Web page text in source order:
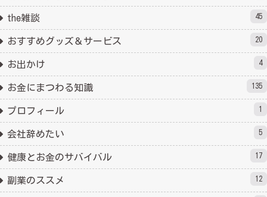
the雑談 45
おすすめグッズ＆サービス 20
お出かけ 4
お金にまつわる知識 135
プロフィール 1
会社辞めたい 5
健康とお金のサバイバル 17
副業のススメ 12